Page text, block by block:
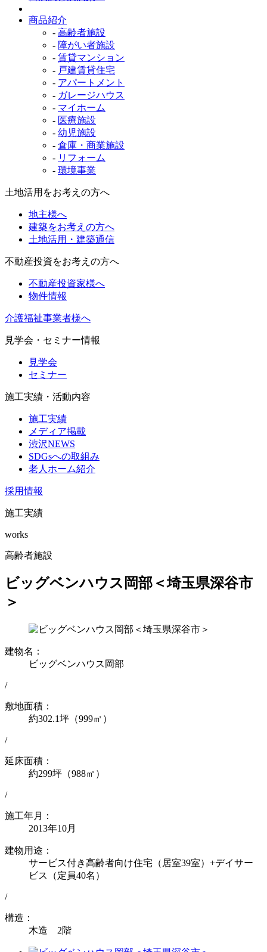
商品紹介
- 高齢者施設
- 障がい者施設
- 賃貸マンション
- 戸建賃貸住宅
- アパートメント
- ガレージハウス
- マイホーム
- 医療施設
- 幼児施設
- 倉庫・商業施設
- リフォーム
- 環境事業
土地活用をお考えの方へ
地主様へ
建築をお考えの方へ
土地活用・建築通信
不動産投資をお考えの方へ
不動産投資家様へ
物件情報
介護福祉事業者様へ
見学会・セミナー情報
見学会
セミナー
施工実績・活動内容
施工実績
メディア掲載
渋沢NEWS
SDGsへの取組み
老人ホーム紹介
採用情報
施工実績
works
高齢者施設
ビッグベンハウス岡部＜埼玉県深谷市
＞
建物名：
ビッグベンハウス岡部
/
敷地面積：
約302.1坪（999㎡）
/
延床面積：
約299坪（988㎡）
/
施工年月：
2013年10月
建物用途：
サービス付き高齢者向け住宅（居室39室）+デイサー
ビス（定員40名）
/
構造：
木造 2階